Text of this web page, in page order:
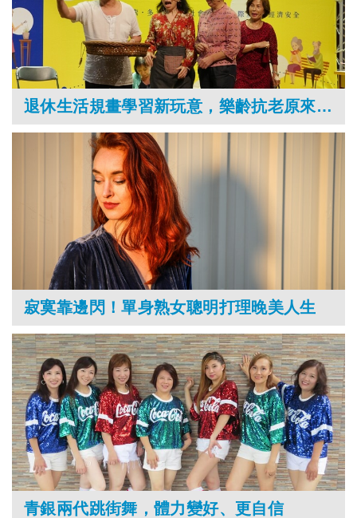
退休生活規畫學習新玩意，樂齡抗老原來這麼精彩！
寂寞靠邊閃！單身熟女聰明打理晚美人生
青銀兩代跳街舞，體力變好、更自信